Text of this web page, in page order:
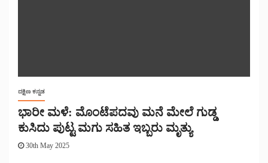
ದಕ್ಷಿಣ ಕನ್ನಡ
ಭಾರೀ ಮಳೆ: ಮೊಂಟೆಪದವು ಮನೆ ಮೇಲೆ ಗುಡ್ಡ
ಕುಸಿದು ಪುಟ್ಟ ಮಗು ಸಹಿತ ಇಬ್ಬರು ಮೃತ್ಯು
30th May 2025